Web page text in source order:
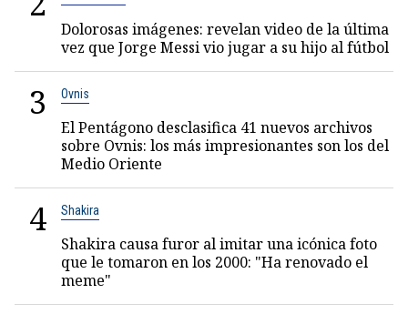
Dolorosas imágenes: revelan video de la última
vez que Jorge Messi vio jugar a su hijo al fútbol
3 Ovnis
El Pentágono desclasifica 41 nuevos archivos
sobre Ovnis: los más impresionantes son los del
Medio Oriente
4 Shakira
Shakira causa furor al imitar una icónica foto
que le tomaron en los 2000: "Ha renovado el
meme"